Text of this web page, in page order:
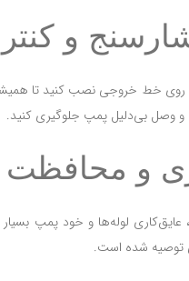
و
روی خط خروجی نصب کنید تا همیشه
و وصل بی‌دلیل پمپ جلوگیری کنید.
و محافظت
عایق‌کاری لوله‌ها و خود پمپ
توصیه شده است.